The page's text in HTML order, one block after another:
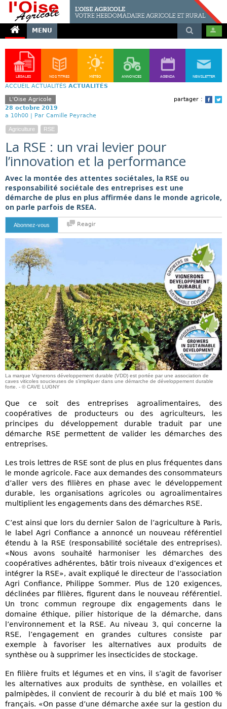
MENU
LÉGALES NOS TITRES MÉTÉO ANNONCES AGENDA NEWSLETTER
ACCUEIL ACTUALITÉS ACTUALITÉS
partager :
L'Oise Agricole
28 octobre 2019
a 10h00 | Par Camille Peyrache
Agriculture RSE
La RSE : un vrai levier pour
l’innovation et la performance
Avec la montée des attentes sociétales, la RSE ou
responsabilité sociétale des entreprises est une
démarche de plus en plus affirmée dans le monde agricole,
on parle parfois de RSEA.
Abonnez-vous Reagir
La marque Vignerons développement durable (VDD) est portée par une association de
caves viticoles soucieuses de s’impliquer dans une démarche de développement durable
forte. - © CAVE LUGNY
Que ce soit des entreprises agroalimentaires, des
coopératives de producteurs ou des agriculteurs, les
principes du développement durable traduit par une
démarche RSE permettent de valider les démarches des
entreprises.
Les trois lettres de RSE sont de plus en plus fréquentes dans
le monde agricole. Face aux demandes des consommateurs
d’aller vers des filières en phase avec le développement
durable, les organisations agricoles ou agroalimentaires
multiplient les engagements dans des démarches RSE.
C’est ainsi que lors du dernier Salon de l’agriculture à Paris,
le label Agri Confiance a annoncé un nouveau référentiel
étendu à la RSE (responsabilité sociétale des entreprises).
«Nous avons souhaité harmoniser les démarches des
coopératives adhérentes, bâtir trois niveaux d’exigences et
intégrer la RSE», avait expliqué le directeur de l’association
Agri Confiance, Philippe Sommer. Plus de 120 exigences,
déclinées par filières, figurent dans le nouveau référentiel.
Un tronc commun regroupe dix engagements dans le
domaine éthique, pilier historique de la démarche, dans
l’environnement et la RSE. Au niveau 3, qui concerne la
RSE, l’engagement en grandes cultures consiste par
exemple à favoriser les alternatives aux produits de
synthèse ou à supprimer les insecticides de stockage.
En filière fruits et légumes et en vins, il s’agit de favoriser
les alternatives aux produits de synthèse, en volailles et
palmipèdes, il convient de recourir à du blé et maïs 100 %
français. «On passe d’une démarche axée sur la gestion du